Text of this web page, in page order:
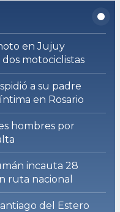
en Jujuy
motociclistas
a su padre
en Rosario
hombres por
incauta 28
ruta nacional
del Estero